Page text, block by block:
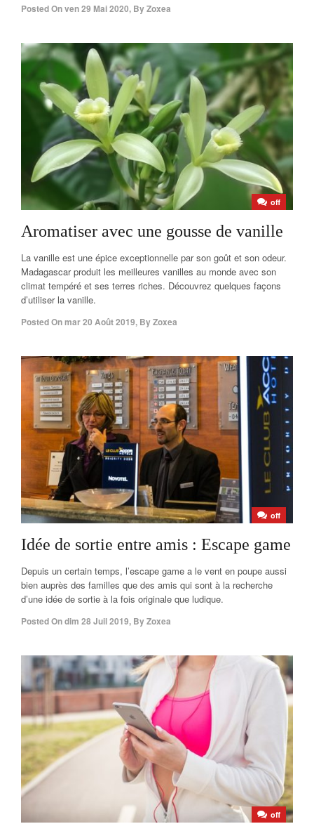
Posted Onven 29 Mai 2020, ByZoxea
off
Aromatiser avec une gousse de vanille
La vanille est une épice exceptionnelle par son goût et son odeur.
Madagascar produit les meilleures vanilles au monde avec son
climat tempéré et ses terres riches. Découvrez quelques façons
d’utiliser la vanille.
Posted Onmar 20 Août 2019, ByZoxea
off
Idée de sortie entre amis : Escape game
Depuis un certain temps, l’escape game a le vent en poupe aussi
bien auprès des familles que des amis qui sont à la recherche
d’une idée de sortie à la fois originale que ludique.
Posted Ondim 28 Juil 2019, ByZoxea
off